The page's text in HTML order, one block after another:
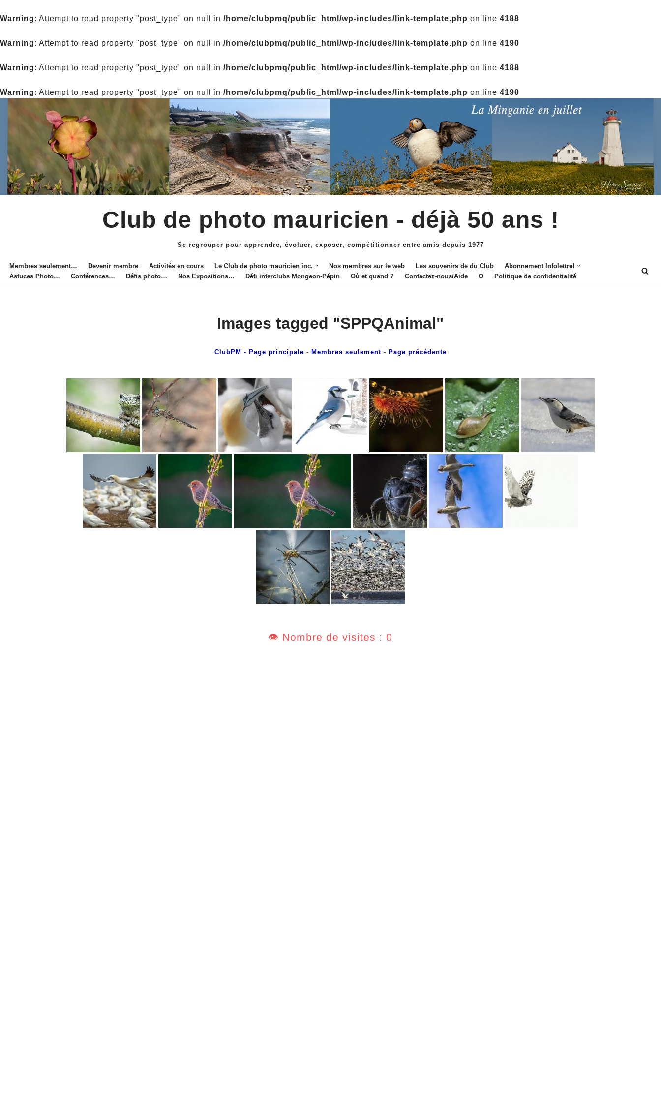
Warning: Attempt to read property "post_type" on null in /home/clubpmq/public_html/wp-includes/link-template.php on line 4188
Warning: Attempt to read property "post_type" on null in /home/clubpmq/public_html/wp-includes/link-template.php on line 4190
Warning: Attempt to read property "post_type" on null in /home/clubpmq/public_html/wp-includes/link-template.php on line 4188
Warning: Attempt to read property "post_type" on null in /home/clubpmq/public_html/wp-includes/link-template.php on line 4190
Club de photo mauricien - déjà 50 ans !
Se regrouper pour apprendre, évoluer, exposer, compétitionner entre amis depuis 1977
Membres seulement… Devenir membre Activités en cours Le Club de photo mauricien inc. Nos membres sur le web Les souvenirs de du Club
Abonnement Infolettre!
Astuces Photo…
Conférences… Défis photo… Nos Expositions… Défi interclubs Mongeon-Pépin Où et quand ? Contactez-nous/Aide O Politique de confidentialité
Images tagged "SPPQAnimal"
ClubPM - Page principale - Membres seulement- Page précédente
👁️ Nombre de visites : 0